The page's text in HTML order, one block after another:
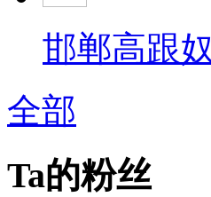
邯郸高跟奴
全部
Ta的粉丝